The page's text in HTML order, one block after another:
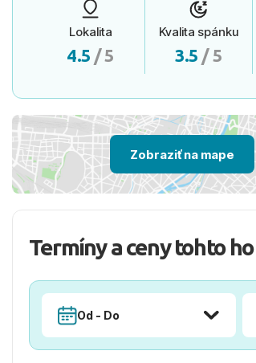
Lokalita
4.5 / 5
Kvalita spánku
3.5 / 5
Zobraziť na mape
Termíny a ceny tohto
Od - Do